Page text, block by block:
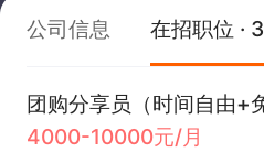
公司信息 在招职位 · 3
团购分享员（时间自由+
4000-10000元/月